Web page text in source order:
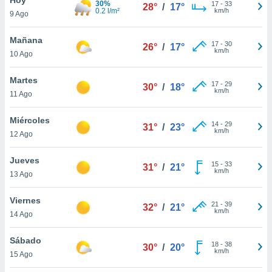
en
más
nuestra
de
cookies
aceptar
9 Ago
30%
0.2 l/m²
28° / 17° 17- 33
km/h
Mañana
10 Ago
26° / 17° 17- 30
km/h
Martes
11 Ago
30° / 18° 17- 29
km/h
Miércoles
12 Ago
31° / 23° 14- 29
km/h
Jueves
13 Ago
31° / 21° 15- 33
km/h
Viernes
14 Ago
32° / 21° 21 - 39
km/h
Sábado
15 Ago
30° / 20° 18- 38
km/h